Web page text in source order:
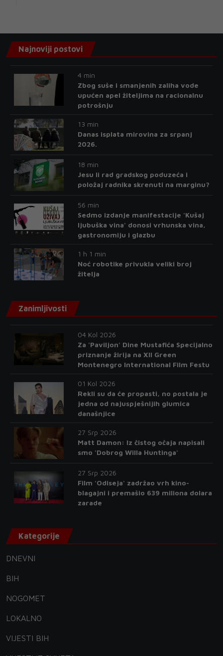
Najnoviji postovi
4 min
Zbog suše i smanjenih zaliha vode
upućen apel žiteljima na racionalnu
potrošnju
13 min
Danas isplata mirovina za srpanj
2026.
18 min
Jesu li rad gradskog poduzeća i
položaj radnika skrenuti na marginu?
56 min
Sedmo izdanje manifestacije 'Kušaj
ljubuška vina' donosi vrhunska vina,
gastronomiju i glazbu
1 h 1 min
Noć robotike privukla veliki broj
žitelja
Zanimljivosti
04 Kol 2026
Za 'Paviljon' Dine Mustafića Specijalno
priznanje žirija na XII Green
Montenegro International Film Festu
01 Kol 2026
Rekli su da će propasti, no postala je
jedna od najuspješnijih glumica
današnjice
27 Srp 2026
Matt Damon: Iz čistog očaja napisali
smo 'Dobrog Willa Huntinga'
27 Srp 2026
Film 'Odiseja' zadržao vrh kino-
blagajni i premašio 639 miliona dolara
zarade
Kategorije
DNEVNI
BIH
NOGOMET
LOKALNO
VIJESTI BIH